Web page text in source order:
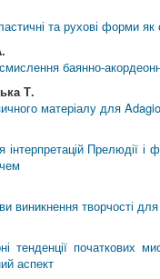
та рухові форми
баянно-
Т.
матеріалу для
інтерпретацій Прелюдії
виникнення творчості
тенденції початкових
аспект